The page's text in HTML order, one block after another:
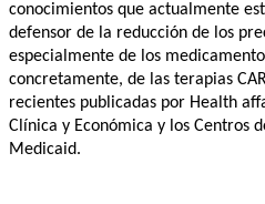
conocimientos que actualmente
defensor de la reducción de los
especialmente de los
concretamente, de las terapias
recientes publicadas por Health
Clínica y Económica y los Centros
Medicaid.